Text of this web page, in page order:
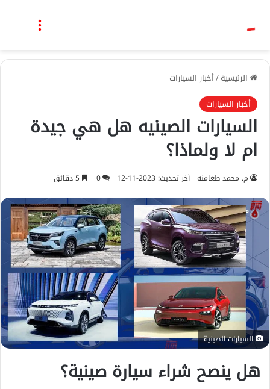
بحث عن
الرئيسية/أخبار السيارات
أخبار السيارات
السيارات الصينيه هل هي جيدة
ام لا ولماذا؟
م. محمد طعامنه آخر تحديث: 2023-11-12 0
السيارات الصينية
هل ينصح شراء سيارة صينية؟